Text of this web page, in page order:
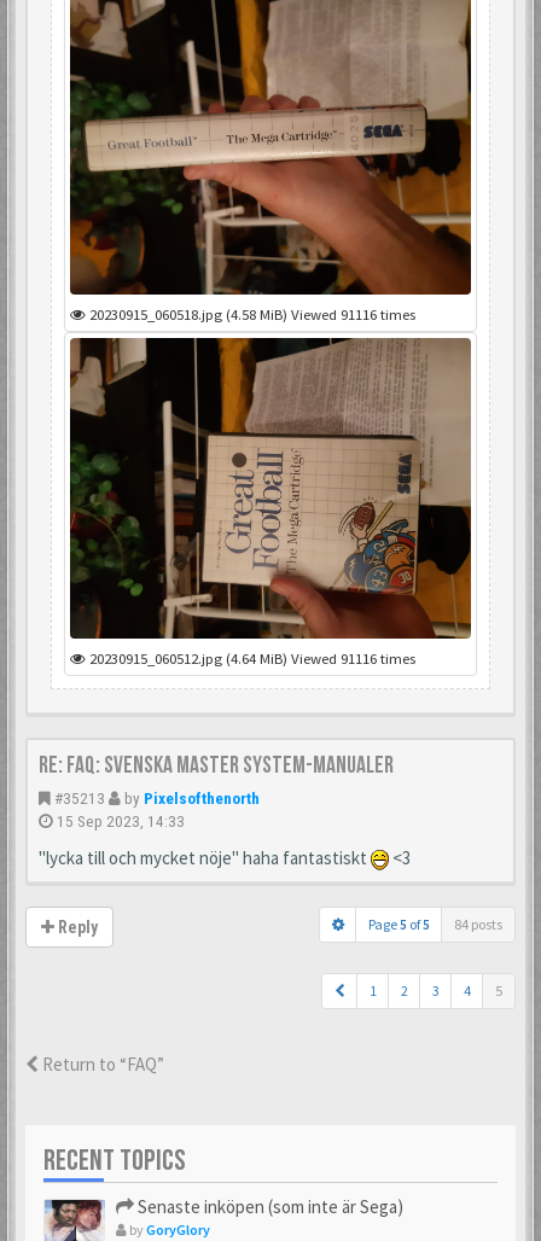
20230915_060518.jpg (4.58 MiB) Viewed 91116 times
20230915_060512.jpg (4.64 MiB) Viewed 91116 times
Re: FAQ: Svenska Master System-manualer
#35213 by Pixelsofthenorth
15 Sep 2023, 14:33
"lycka till och mycket nöje" haha fantastiskt <3
Reply Page5 of5 84 posts
1 2 3 4 5
Return to “FAQ”
RECENT TOPICS
Senaste inköpen (som inte är Sega)
byGoryGlory